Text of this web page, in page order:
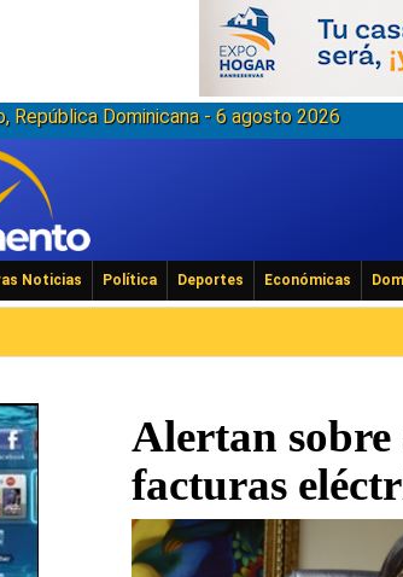
República Dominicana - 6 agosto 2026
Noticias Política Deportes Económicas
Alertan sobre
facturas